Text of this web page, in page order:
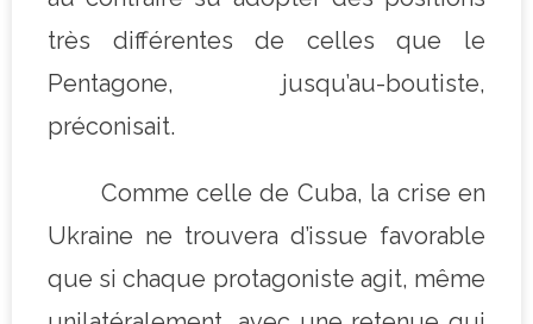
très différentes de celles que le
Pentagone, jusqu’au-boutiste,
préconisait.
Comme celle de Cuba, la crise en
Ukraine ne trouvera d’issue favorable
que si chaque protagoniste agit, même